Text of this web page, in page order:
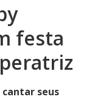
festa
seus